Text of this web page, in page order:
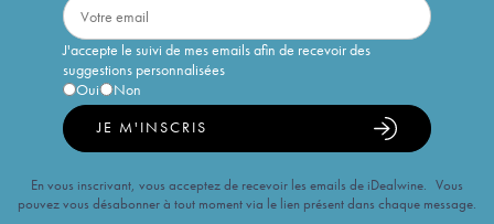
J'accepte le suivi de mes emails afin de recevoir des
suggestions personnalisées
Oui
Non
JE M'INSCRIS
En vous inscrivant, vous acceptez de recevoir les emails de iDealwine. Vous
pouvez vous désabonner à tout moment via le lien présent dans chaque message.